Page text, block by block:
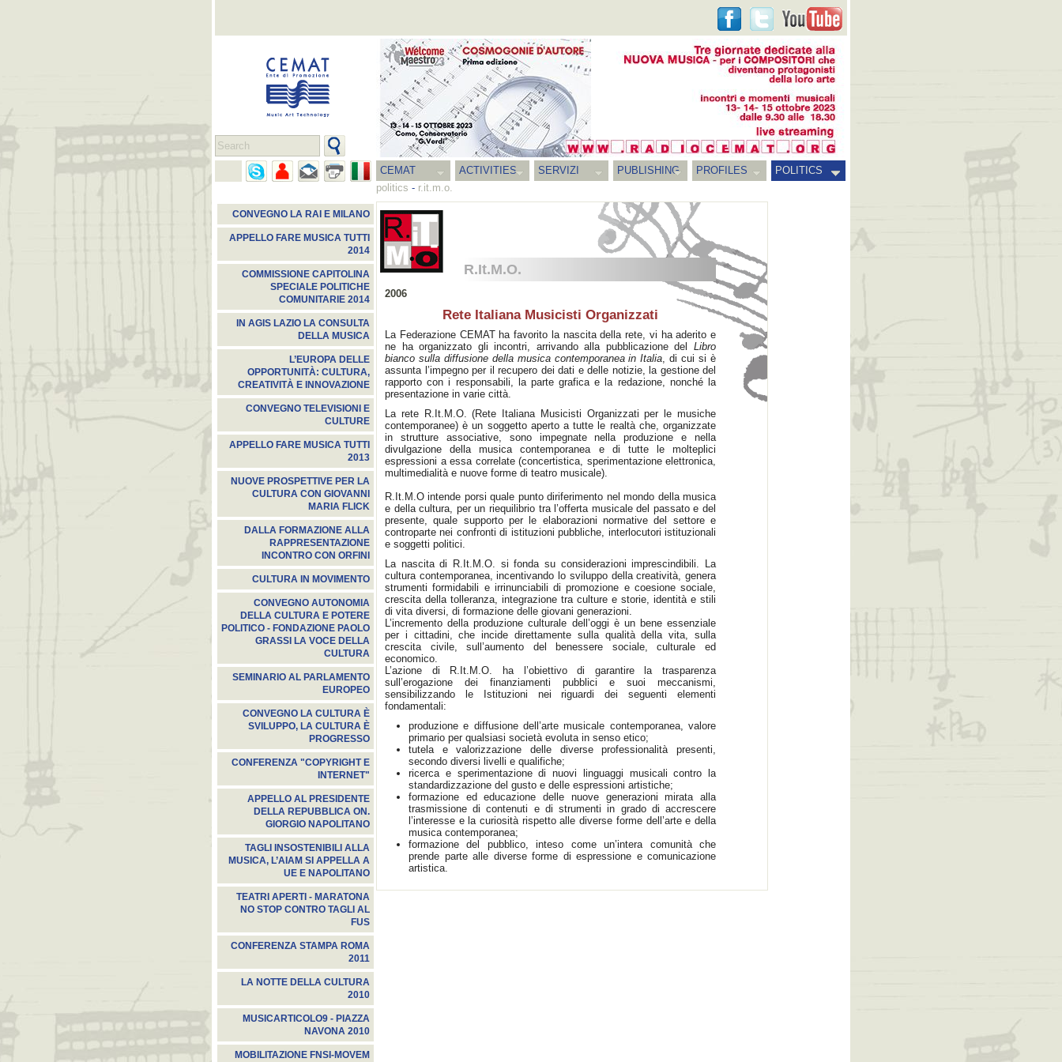
CEMAT ACTIVITIES SERVIZI PUBLISHING PROFILES
POLITICS
politics - r.it.m.o.
CONVEGNO LA RAI E MILANO
APPELLO FARE MUSICA TUTTI
2014
COMMISSIONE CAPITOLINA
SPECIALE POLITICHE
COMUNITARIE 2014
IN AGIS LAZIO LA CONSULTA
DELLA MUSICA
L’EUROPA DELLE
OPPORTUNITÀ: CULTURA,
CREATIVITÀ E INNOVAZIONE
CONVEGNO TELEVISIONI E
CULTURE
APPELLO FARE MUSICA TUTTI
2013
NUOVE PROSPETTIVE PER LA
CULTURA CON GIOVANNI
MARIA FLICK
DALLA FORMAZIONE ALLA
RAPPRESENTAZIONE
INCONTRO CON ORFINI
CULTURA IN MOVIMENTO
CONVEGNO AUTONOMIA
DELLA CULTURA E POTERE
POLITICO - FONDAZIONE PAOLO
GRASSI LA VOCE DELLA
CULTURA
SEMINARIO AL PARLAMENTO
EUROPEO
CONVEGNO LA CULTURA È
SVILUPPO, LA CULTURA È
PROGRESSO
CONFERENZA "COPYRIGHT E
INTERNET"
APPELLO AL PRESIDENTE
DELLA REPUBBLICA ON.
GIORGIO NAPOLITANO
TAGLI INSOSTENIBILI ALLA
MUSICA, L’AIAM SI APPELLA A
UE E NAPOLITANO
TEATRI APERTI - MARATONA
NO STOP CONTRO TAGLI AL
FUS
CONFERENZA STAMPA ROMA
2011
LA NOTTE DELLA CULTURA
2010
MUSICARTICOLO9 - PIAZZA
NAVONA 2010
MOBILITAZIONE FNSI-MOVEM
R.It.M.O.
2006
Rete Italiana Musicisti Organizzati
La Federazione CEMAT ha favorito la nascita della rete, vi ha aderito e
ne ha organizzato gli incontri, arrivando alla pubblicazione del Libro
bianco sulla diffusione della musica contemporanea in Italia, di cui si è
assunta l’impegno per il recupero dei dati e delle notizie, la gestione del
rapporto con i responsabili, la parte grafica e la redazione, nonché la
presentazione in varie città.
La rete R.It.M.O. (Rete Italiana Musicisti Organizzati per le musiche
contemporanee) è un soggetto aperto a tutte le realtà che, organizzate
in strutture associative, sono impegnate nella produzione e nella
divulgazione della musica contemporanea e di tutte le molteplici
espressioni a essa correlate (concertistica, sperimentazione elettronica,
multimedialità e nuove forme di teatro musicale).
R.It.M.O intende porsi quale punto diriferimento nel mondo della musica
e della cultura, per un riequilibrio tra l’offerta musicale del passato e del
presente, quale supporto per le elaborazioni normative del settore e
controparte nei confronti di istituzioni pubbliche, interlocutori istituzionali
e soggetti politici.
La nascita di R.It.M.O. si fonda su considerazioni imprescindibili. La
cultura contemporanea, incentivando lo sviluppo della creatività, genera
strumenti formidabili e irrinunciabili di promozione e coesione sociale,
crescita della tolleranza, integrazione tra culture e storie, identità e stili
di vita diversi, di formazione delle giovani generazioni.
L’incremento della produzione culturale dell’oggi è un bene essenziale
per i cittadini, che incide direttamente sulla qualità della vita, sulla
crescita civile, sull’aumento del benessere sociale, culturale ed
economico.
L’azione di R.It.M.O. ha l’obiettivo di garantire la trasparenza
sull’erogazione dei finanziamenti pubblici e suoi meccanismi,
sensibilizzando le Istituzioni nei riguardi dei seguenti elementi
fondamentali:
produzione e diffusione dell’arte musicale contemporanea, valore
primario per qualsiasi società evoluta in senso etico;
tutela e valorizzazione delle diverse professionalità presenti,
secondo diversi livelli e qualifiche;
ricerca e sperimentazione di nuovi linguaggi musicali contro la
standardizzazione del gusto e delle espressioni artistiche;
formazione ed educazione delle nuove generazioni mirata alla
trasmissione di contenuti e di strumenti in grado di accrescere
l’interesse e la curiosità rispetto alle diverse forme dell’arte e della
musica contemporanea;
formazione del pubblico, inteso come un’intera comunità che
prende parte alle diverse forme di espressione e comunicazione
artistica.